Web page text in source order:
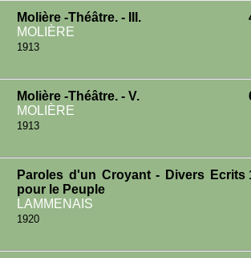
Molière -Théâtre. - III.
MOLIÈRE
1913
Molière -Théâtre. - V.
MOLIÈRE
1913
Paroles d'un Croyant - Divers Ecrits
pour le Peuple
LAMMENAIS
1920